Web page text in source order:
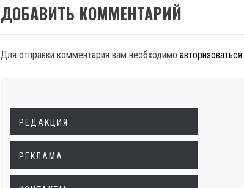
ДОБАВИТЬ КОММЕНТАРИЙ
Для отправки комментария вам необходимо авторизоваться.
РЕДАКЦИЯ
РЕКЛАМА